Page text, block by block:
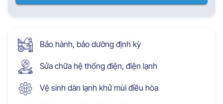
Bảo hành, bảo dưỡng định kỳ
Sửa chữa hệ thống điện, điện lạnh
Vệ sinh dàn lạnh khử mùi điều hòa